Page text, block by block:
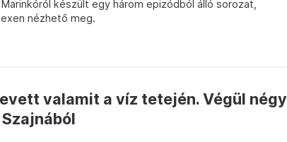
készült egy három epizódból álló sorozat,
nézhető meg.
valamit a víz tetején. Végül négy